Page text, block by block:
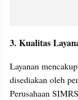
3. Kualitas
Layanan
disediakan oleh
Perusahaan